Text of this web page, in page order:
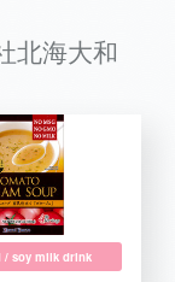
北海大和
/ soy milk drink